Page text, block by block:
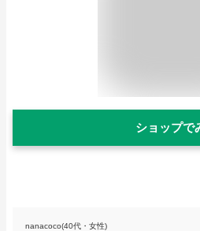
ショップで
nanacoco(40代・女性)